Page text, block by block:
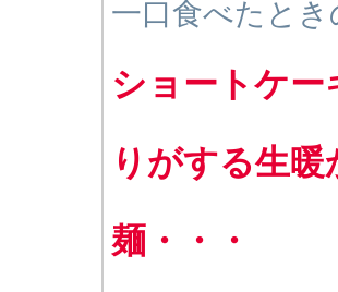
一口食べたとき
ショートケー
りがする生暖
麺・・・